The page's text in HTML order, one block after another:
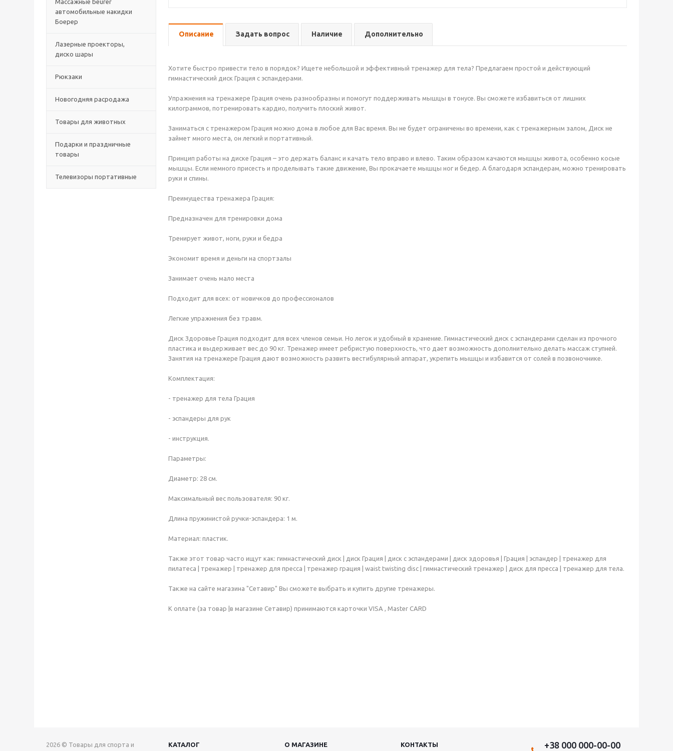
Массажные beurer
автомобильные накидки
Боерер
Лазерные проекторы,
диско шары
Рюкзаки
Новогодняя расродажа
Товары для животных
Подарки и праздничные
товары
Телевизоры портативные
Описание Задать вопрос Наличие Дополнительно
Хотите быстро привести тело в порядок? Ищете небольшой и эффективный тренажер для тела? Предлагаем простой и действующий
гимнастический диск Грация с эспандерами.
Упражнения на тренажере Грация очень разнообразны и помогут поддерживать мышцы в тонусе. Вы сможете избавиться от лишних
килограммов, потренировать кардио, получить плоский живот.
Заниматься с тренажером Грация можно дома в любое для Вас время. Вы не будет ограничены во времени, как с тренажерным залом, Диск не
займет много места, он легкий и портативный.
Принцип работы на диске Грация – это держать баланс и качать тело вправо и влево. Таким образом качаются мышцы живота, особенно косые
мышцы. Если немного присесть и проделывать такие движение, Вы прокачаете мышцы ног и бедер. А благодаря эспандерам, можно тренировать
руки и спины.
Преимущества тренажера Грация:
Предназначен для тренировки дома
Тренирует живот, ноги, руки и бедра
Экономит время и деньги на спортзалы
Занимает очень мало места
Подходит для всех: от новичков до профессионалов
Легкие упражнения без травм.
Диск Здоровье Грация подходит для всех членов семьи. Но легок и удобный в хранение. Гимнастический диск с эспандерами сделан из прочного
пластика и выдерживает вес до 90 кг. Тренажер имеет ребристую поверхность, что дает возможность дополнительно делать массаж ступней.
Занятия на тренажере Грация дают возможность развить вестибулярный аппарат, укрепить мышцы и избавится от солей в позвоночнике.
Комплектация:
- тренажер для тела Грация
- эспандеры для рук
- инструкция.
Параметры:
Диаметр: 28 см.
Максимальный вес пользователя: 90 кг.
Длина пружинистой ручки-эспандера: 1 м.
Материал: пластик.
Также этот товар часто ищут как: гимнастический диск | диск Грация | диск с эспандерами | диск здоровья | Грация | эспандер | тренажер для
пилатеса | тренажер | тренажер для пресса | тренажер грация | waist twisting disc | гимнастический тренажер | диск для пресса | тренажер для тела.
Также на сайте магазина "Сетавир" Вы сможете выбрать и купить другие тренажеры.
К оплате (за товар |в магазине Сетавир) принимаются карточки VISA , Master CARD
2026 © Товары для спорта и
КАТАЛОГ О МАГАЗИНЕ КОНТАКТЫ
+38 000 000-00-00